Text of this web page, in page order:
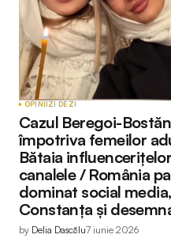
OPINIIZI DE ZI
Cazul Beregoi-
împotriva femeilor
Bătaia
canalele / România
dominat social
Constanța și
by Delia Dascălu7 iunie 2026